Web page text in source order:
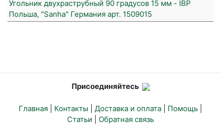
Угольник двухраструбный 90 градусов 15 мм - IBP
Польша, "Sanha" Германия арт. 1509015
Присоединяйтесь
Главная Контакты Доставка и оплата Помощь
Статьи
Обратная связь